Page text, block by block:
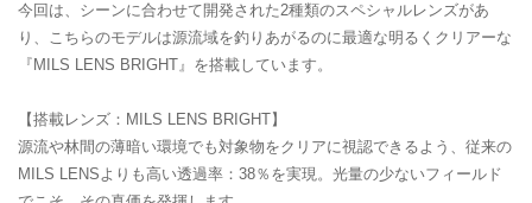
今回は、シーンに合わせて開発された2種類のスペシャルレンズがあ
り、こちらのモデルは源流域を釣りあがるのに最適な明るくクリアーな
『MILS LENS BRIGHT』を搭載しています。
【搭載レンズ：MILS LENS BRIGHT】
源流や林間の薄暗い環境でも対象物をクリアに視認できるよう、従来の
MILS LENSよりも高い透過率：38％を実現。光量の少ないフィールド